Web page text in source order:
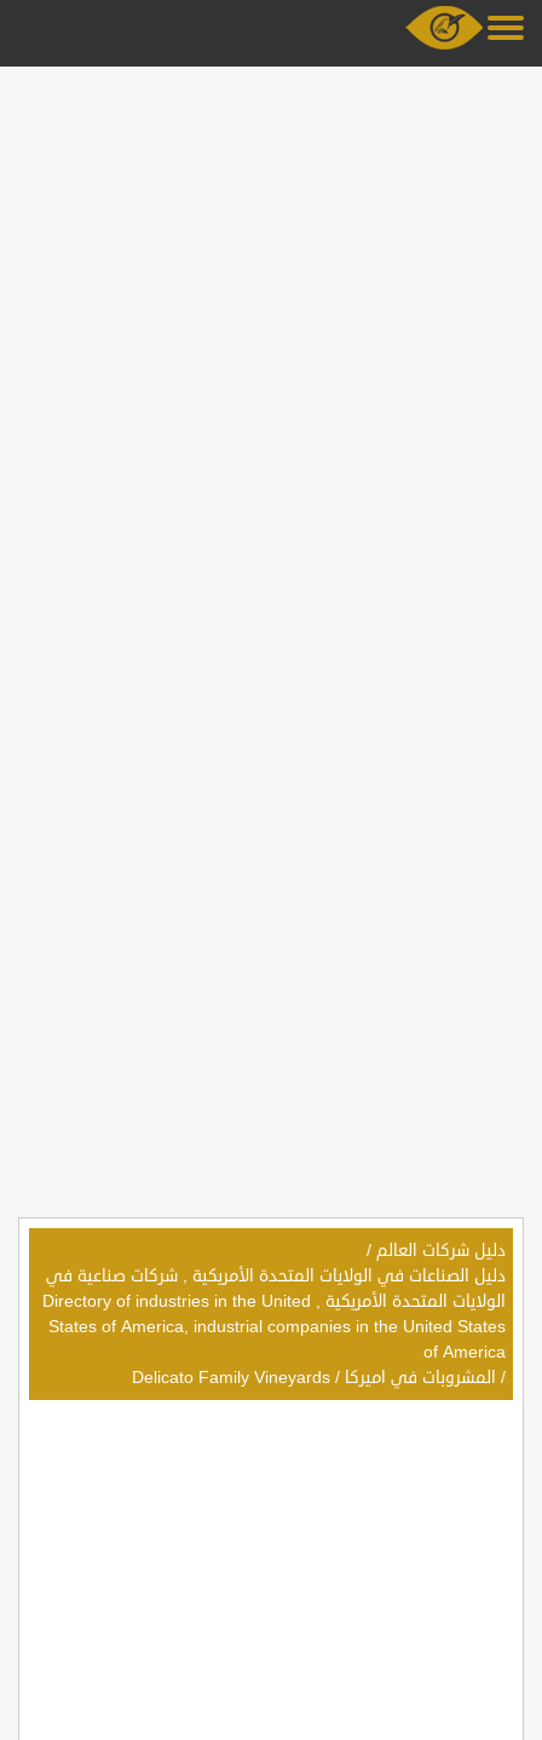
دليل شركات العالم /
دليل الصناعات في الولايات المتحدة الأمريكية , شركات صناعية في
الولايات المتحدة الأمريكية , Directory of industries in the United
States of America, industrial companies in the United States
of America
/ المشروبات في اميركا /
Delicato Family Vineyards